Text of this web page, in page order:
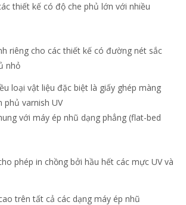
thiết kế có độ che phủ lớn với nhiều
riêng cho các thiết kế có đường nét sắc
nhỏ
loại vật liệu đặc biệt là giấy ghép màng
phủ varnish UV
với máy ép nhũ dạng phẳng (flat-bed
phép in chồng bởi hầu hết các mực UV và
trên tất cả các dạng máy ép nhũ